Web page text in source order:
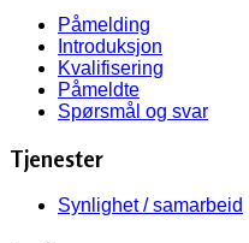
Påmelding
Introduksjon
Kvalifisering
Påmeldte
Spørsmål og svar
Tjenester
Synlighet / samarbeid